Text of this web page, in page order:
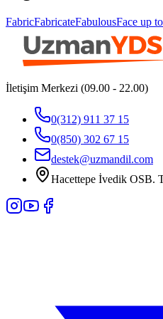
FabricFabricateFabulousFace up to
İletişim Merkezi (09.00 - 22.00)
0(312) 911 37 15
0(850) 302 67 15
destek@uzmandil.com
Hacettepe İvedik OSB.